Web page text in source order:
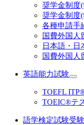
奨学金制度
奨学金制度
各種申請手
国費外国人
日本語・日
国費外国人
英語能力試験
TOEFL
TOEIC®テ
語学検定試験受